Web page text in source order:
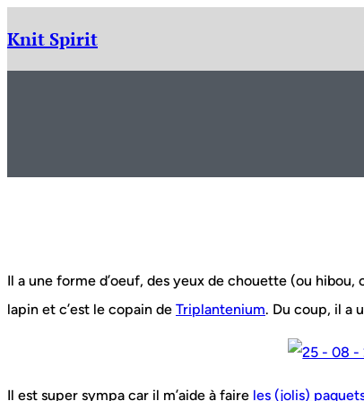
contenu
Knit Spirit
Il a une forme d’oeuf, des yeux de chouette (ou
lapin et c’est le copain de Triplantenium. Du coup, il a
Il est super sympa car il m’aide à faire les (jolis)